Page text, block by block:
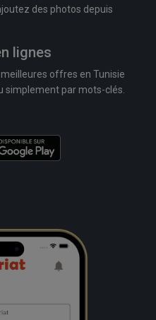
des photos depuis
lignes
offres en Tunisie
simplement par mots-clés.